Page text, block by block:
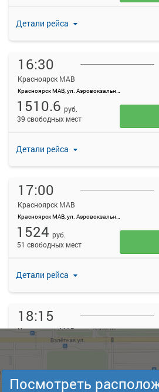
Детали рейса
16:30
Красноярск МАВ
Красноярск МАВ, ул. Аэровокзальная, д. 22
Детали рейса
1510.6 руб.
39 свободных мест
17:00
Красноярск МАВ
Красноярск МАВ, ул. Аэровокзальная, д. 22
Детали рейса
1524 руб.
51 свободных мест
18:15
Красноярск МАВ
Красноярск МАВ, ул. Аэровокзальная, д. 22
33 свободных мест
Посмотреть